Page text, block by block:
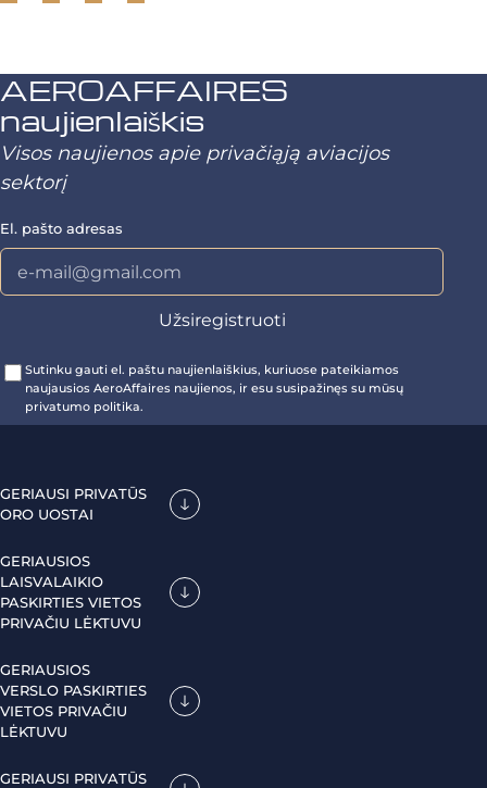
AEROAFFAIRES
naujienlaiškis
Visos naujienos apie privačiąją aviacijos
sektorį
El. pašto adresas
Sutinku gauti el. paštu naujienlaiškius, kuriuose pateikiamos
naujausios AeroAffaires naujienos, ir esu susipažinęs su mūsų
privatumo politika.
GERIAUSI PRIVATŪS
ORO UOSTAI
GERIAUSIOS
LAISVALAIKIO
PASKIRTIES VIETOS
PRIVAČIU LĖKTUVU
GERIAUSIOS
VERSLO PASKIRTIES
VIETOS PRIVAČIU
LĖKTUVU
GERIAUSI PRIVATŪS